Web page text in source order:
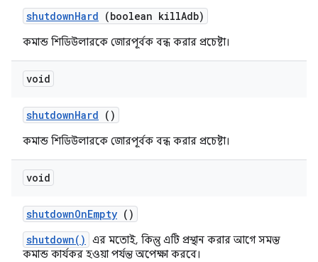
shutdownHard (boolean killAdb)
কমান্ড শিডিউলারকে জোরপূর্বক বন্ধ করার প্রচেষ্টা।
void
shutdownHard ()
কমান্ড শিডিউলারকে জোরপূর্বক বন্ধ করার প্রচেষ্টা।
void
shutdownOnEmpty ()
shutdown()
এর মতোই, কিন্তু এটি প্রস্থান করার আগে সমস্ত
কমান্ড কার্যকর হওয়া পর্যন্ত অপেক্ষা করবে।